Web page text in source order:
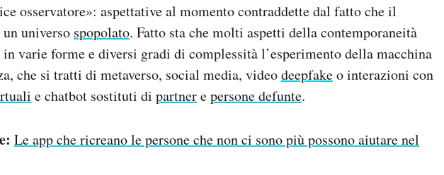
osservatore»: aspettative al momento contraddette dal fatto che il
universo spopolato. Fatto sta che molti aspetti della contemporaneità
varie forme e diversi gradi di complessità l’esperimento della macchina
che si tratti di metaverso, social media, videodeepfakeo interazioni con
e chatbot sostituti di partnerepersone defunte.
Le app che ricreano le persone che non ci sono più possono aiutare nel